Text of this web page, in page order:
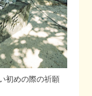
初めの際の祈願